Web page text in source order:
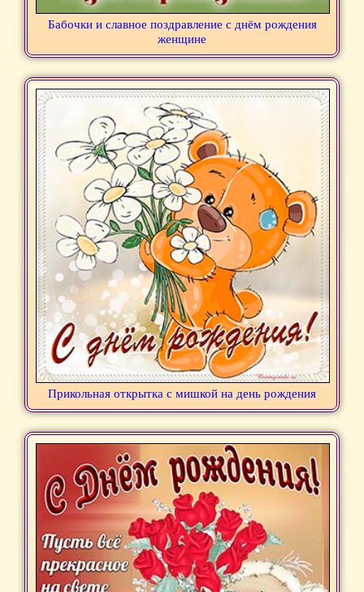
Бабочки и славное поздравление с днём рождения
женщине
Прикольная открытка с мишкой на день рождения